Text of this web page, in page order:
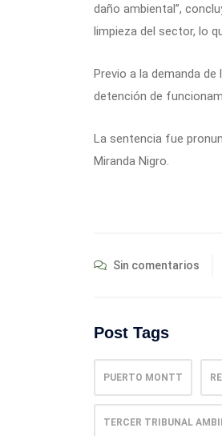
daño ambiental”,
limpieza del sector, lo
Previo a la demanda de
detención de
La sentencia fue
Miranda Nigro.
Sin comentarios
Post Tags
PUERTO MONTT
TERCER TRIBUNAL